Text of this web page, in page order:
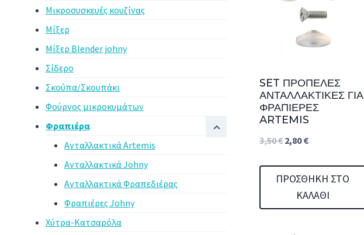
SET ΠΡΟΠΕΛΕΣ
ΑΝΤΑΛΛΑΚΤΙΚΕΣ ΓΙΑ
ΦΡΑΠΙΕΡΕΣ
ARTEMIS
3,50€ Original
was:
3,50 €.
2,80€Η
τιμή
είναι:
ΠΡΟΣΘΉΚΗ ΣΤΟ
ΚΑΛΆΘΙ
Μικροσυσκευές κουζίνας
Μίξερ
Μίξερ Blender johny
Σίδερο
Σκούπα/Σκουπάκι
Φούρνος μικροκυμάτων
Φραπιέρα
Ανταλλακτικά Artemis
Ανταλλακτικά Johny
Ανταλλακτικά Φραπεδιέρας
Φραπιέρες Johny
Χύτρα-Κατσαρόλα